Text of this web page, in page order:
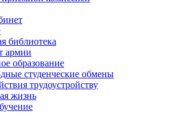
библиотека
армии
образование
студенческие обмены
трудоустройству
жизнь